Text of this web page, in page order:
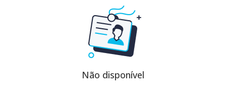
Não disponível